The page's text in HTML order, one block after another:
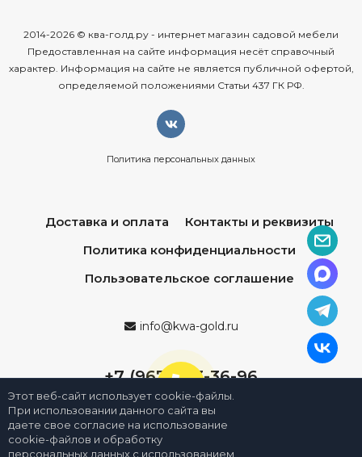
2014-2026 © ква-голд.ру - интернет магазин садовой мебели
Предоставленная на сайте информация несёт справочный
характер. Информация на сайте не является публичной офертой,
определяемой положениями Статьи 437 ГК РФ.
Политика персональных данных
Доставка и оплата
Контакты и реквизиты
Политика конфиденциальности
Пользовательское соглашение
info@kwa-gold.ru
+7 (967) 013-36-96
Этот веб-сайт использует cookie-файлы.
При использовании данного сайта вы
даете свое согласие на использование
cookie-файлов и обработку
персональных данных с использованием